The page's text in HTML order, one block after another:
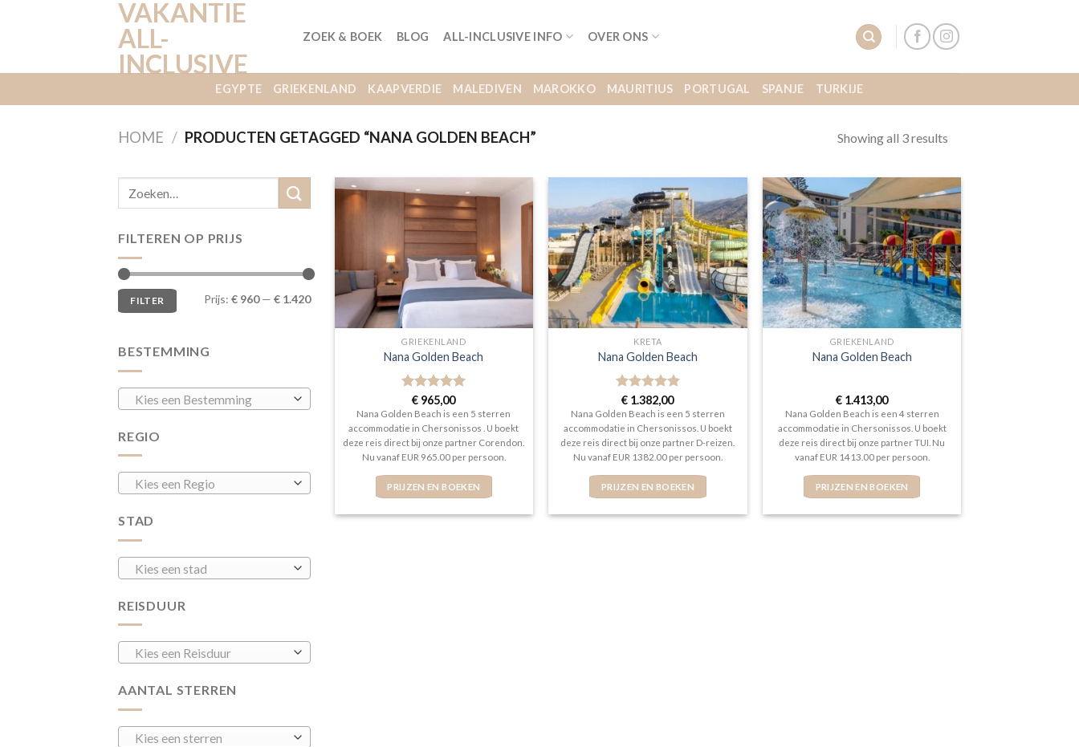
VAKANTIE
ALL-
INCLUSIVE
ZOEK & BOEK BLOG ALL-INCLUSIVE INFO OVER ONS
EGYPTE GRIEKENLAND KAAPVERDIE MALEDIVEN MAROKKO MAURITIUS PORTUGAL SPANJE TURKIJE
HOME / PRODUCTEN GETAGGED “NANA GOLDEN BEACH” Showing all 3 results
FILTEREN OP PRIJS
Min.
prijs
Max.
prijsFILTER Prijs: € 960— € 1.420
BESTEMMING
Kies een Bestemming
REGIO
Kies een Regio
STAD
Kies een stad
REISDUUR
Kies een Reisduur
AANTAL STERREN
Kies een sterren
GRIEKENLAND
Nana Golden Beach
Gewaardeerd
5uit 5
€ 965,00
Nana Golden Beach is een 5 sterren
accommodatie in Chersonissos . U boekt
deze reis direct bij onze partner Corendon.
Nu vanaf EUR 965.00 per persoon.
PRIJZEN EN BOEKEN
KRETA
Nana Golden Beach
Gewaardeerd
5uit 5
€ 1.382,00
Nana Golden Beach is een 5 sterren
accommodatie in Chersonissos. U boekt
deze reis direct bij onze partner D-reizen.
Nu vanaf EUR 1382.00 per persoon.
PRIJZEN EN BOEKEN
GRIEKENLAND
Nana Golden Beach
€ 1.413,00
Nana Golden Beach is een 4 sterren
accommodatie in Chersonissos. U boekt
deze reis direct bij onze partner TUI. Nu
vanaf EUR 1413.00 per persoon.
PRIJZEN EN BOEKEN